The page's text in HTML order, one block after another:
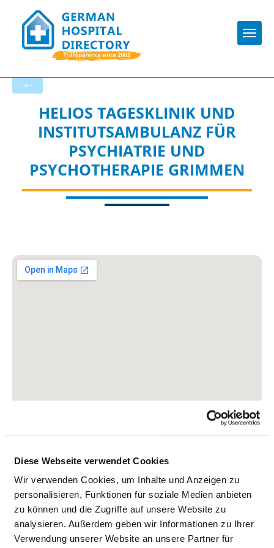
Diese Webseite verwendet Cookies
Wir verwenden Cookies, um Inhalte und Anzeigen zu
personalisieren, Funktionen für soziale Medien anbieten
zu können und die Zugriffe auf unsere Website zu
analysieren. Außerdem geben wir Informationen zu Ihrer
Verwendung unserer Website an unsere Partner für
HELIOS TAGESKLINIK UND
INSTITUTSAMBULANZ FÜR
PSYCHIATRIE UND
PSYCHOTHERAPIE GRIMMEN
Karlstraße 5
18507 Grimmen
Phone:03831-350